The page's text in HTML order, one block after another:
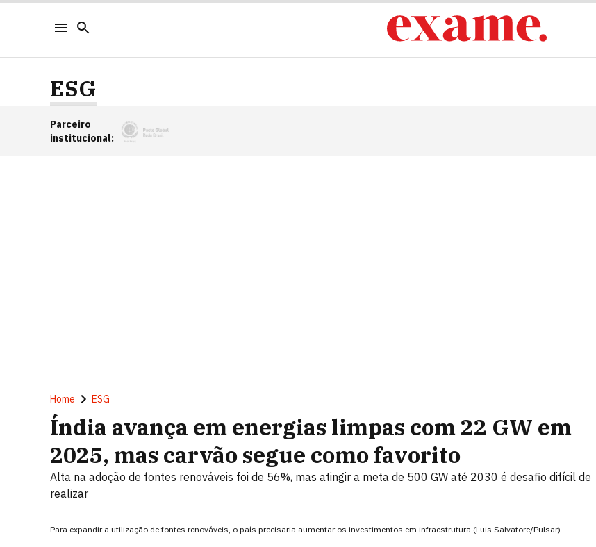
ESG
Parceiro
institucional:
Home ESG
Índia avança em energias limpas com 22 GW em
2025, mas carvão segue como favorito
Alta na adoção de fontes renováveis foi de 56%, mas atingir a meta de 500 GW até 2030 é desafio difícil de
realizar
Para expandir a utilização de fontes renováveis, o país precisaria aumentar os investimentos em infraestrutura (Luis Salvatore/Pulsar)